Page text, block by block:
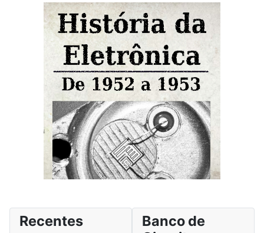
Recentes
Banco de